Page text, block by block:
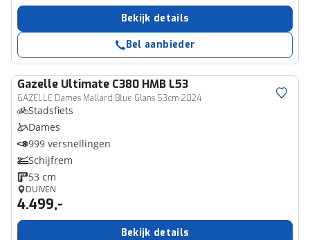
Bekijk details
Bel aanbieder
Gazelle Ultimate C380 HMB L53
GAZELLE Dames Mallard Blue Glans 53cm 2024
Stadsfiets
Dames
999 versnellingen
Schijfrem
53 cm
DUIVEN
4.499,-
Bekijk details